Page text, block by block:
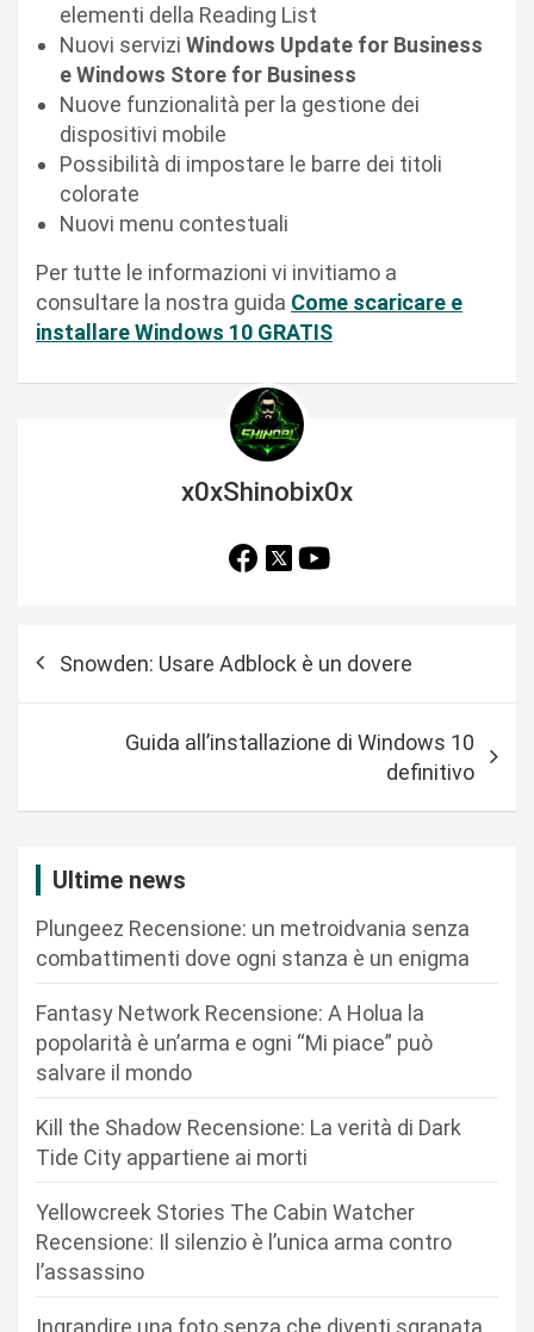
elementi della Reading List
Nuovi servizi Windows Update for Business
e Windows Store for Business
Nuove funzionalità per la gestione dei
dispositivi mobile
Possibilità di impostare le barre dei titoli
colorate
Nuovi menu contestuali
Per tutte le informazioni vi invitiamo a
consultare la nostra guida Come scaricare e
installare Windows 10 GRATIS
x0xShinobix0x
Snowden: Usare Adblock è un dovere
Guida all’installazione di Windows 10
definitivo
Ultime news
Plungeez Recensione: un metroidvania senza
combattimenti dove ogni stanza è un enigma
Fantasy Network Recensione: A Holua la
popolarità è un’arma e ogni “Mi piace” può
salvare il mondo
Kill the Shadow Recensione: La verità di Dark
Tide City appartiene ai morti
Yellowcreek Stories The Cabin Watcher
Recensione: Il silenzio è l’unica arma contro
l’assassino
Ingrandire una foto senza che diventi sgranata